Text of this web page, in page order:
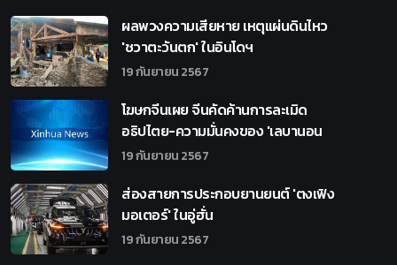
ผลพวงความเสียหาย เหตุแผ่นดินไหว
'ชวาตะวันตก' ในอินโดฯ
19 กันยายน 2567
โฆษกจีนเผย จีนคัดค้านการละเมิด
อธิปไตย-ความมั่นคงของ 'เลบานอน
19 กันยายน 2567
ส่องสายการประกอบยานยนต์ 'ตงเฟิง
มอเตอร์' ในอู่ฮั่น
19 กันยายน 2567